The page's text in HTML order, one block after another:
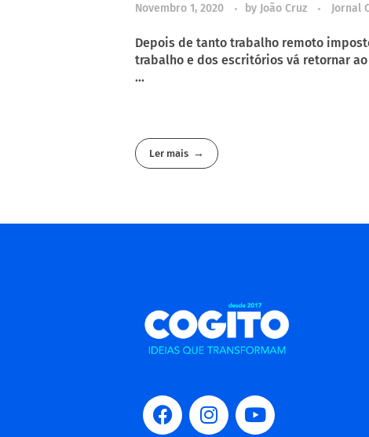
Novembro 1, 2020 by João Cruz Jornal
Depois de tanto trabalho remoto
trabalho e dos escritórios vá retornar
...
Ler mais